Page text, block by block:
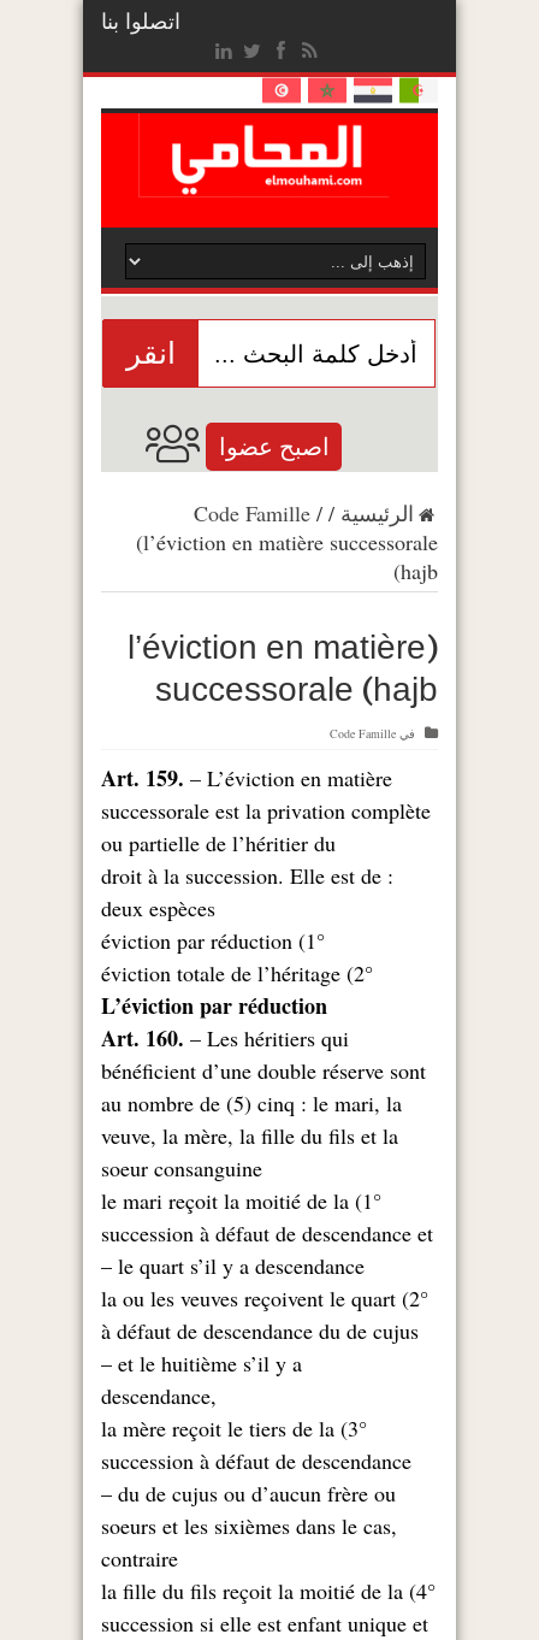
اتصلوا بنا
انقر
اصبح عضوا
الرئيسية /
Code Famille /
(l’éviction en matière successorale
(hajb
(l’éviction en matière
successorale (hajb
في Code Famille
Art. 159. – L’éviction en matière
successorale est la privation complète
ou partielle de l’héritier du
: droit à la succession. Elle est de
deux espèces
1°) éviction par réduction
2°) éviction totale de l’héritage
L’éviction par réduction
Art. 160. – Les héritiers qui
bénéficient d’une double réserve sont
au nombre de (5) cinq : le mari, la
veuve, la mère, la fille du fils et la
soeur consanguine
1°) le mari reçoit la moitié de la
succession à défaut de descendance et
le quart s’il y a descendance –
2°) la ou les veuves reçoivent le quart
à défaut de descendance du de cujus
et le huitième s’il y a –
,descendance
3°) la mère reçoit le tiers de la
succession à défaut de descendance
du de cujus ou d’aucun frère ou –
,soeurs et les sixièmes dans le cas
contraire
4°) la fille du fils reçoit la moitié de la
succession si elle est enfant unique et